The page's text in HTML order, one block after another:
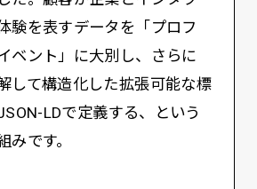
験を表すデータを「プロフ
ベント」に大別し、さらに
して構造化した拡張可能な標
LDで定義する、という
みです。